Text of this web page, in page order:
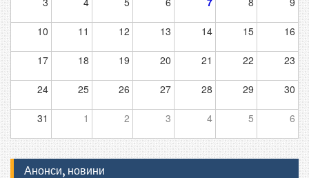
10 11 12 13 14 15 16
17 18 19 20 21 22 23
24 25 26 27 28 29 30
31 1 2 3 4 5 6
Анонси, новини